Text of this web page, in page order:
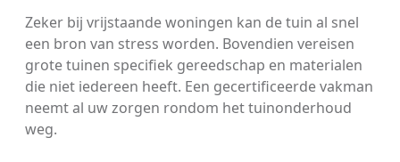
Zeker bij vrijstaande woningen kan de tuin al snel
een bron van stress worden. Bovendien vereisen
grote tuinen specifiek gereedschap en materialen
die niet iedereen heeft. Een gecertificeerde vakman
neemt al uw zorgen rondom het tuinonderhoud
weg.